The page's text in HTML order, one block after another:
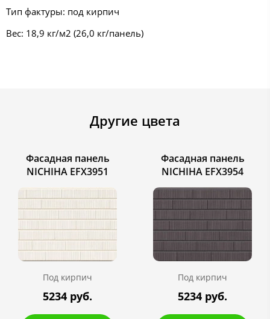
Тип фактуры: под кирпич
Вес: 18,9 кг/м2 (26,0 кг/панель)
Другие цвета
Фасадная панель
NICHIHA EFX3951
Под кирпич
5234 руб.
Фасадная панель
NICHIHA EFX3954
Под кирпич
5234 руб.